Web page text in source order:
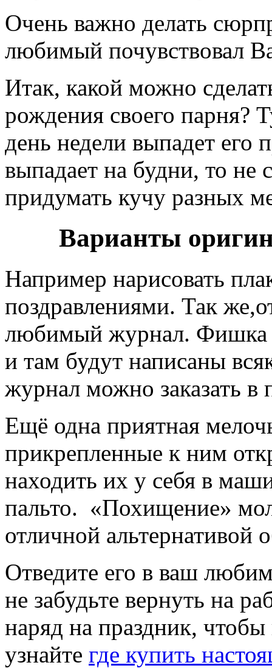
Очень важно делать
любимый почувствовал
Итак, какой можно
рождения своего парня?
день недели выпадет его
выпадает на будни, то не
придумать кучу разных
Варианты
Например нарисовать
поздравлениями. Так
любимый журнал. Фишка
и там будут написаны
журнал можно заказать в
Ещё одна приятная
прикрепленные к ним
находить их у себя в
пальто. «Похищение»
отличной
Отведите его в ваш
не забудьте вернуть на
наряд на праздник,
узнайте где купить